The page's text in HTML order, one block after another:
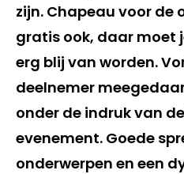
zijn. Chapeau voor de
gratis ook, daar moet
erg blij van worden.
deelnemer
onder de indruk van
evenement. Goede
onderwerpen en een